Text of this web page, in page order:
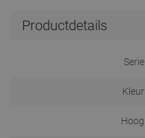
Productdetails
Serie
Kleur
Hoog